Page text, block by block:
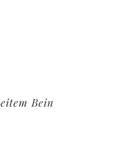
Bein